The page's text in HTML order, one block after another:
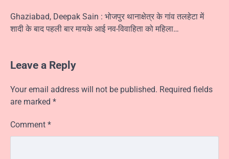
Ghaziabad, Deepak Sain : भोजपुर थानाक्षेत्र के गांव तलहेटा में
शादी के बाद पहली बार मायके आई नव-विवाहिता को महिला…
Leave a Reply
Your email address will not be published. Required fields
are marked *
Comment *